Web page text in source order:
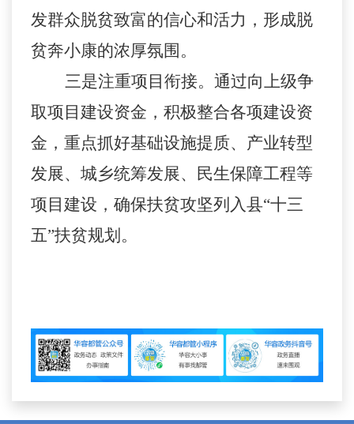
发群众脱贫致富的信心和活力，形成脱
贫奔小康的浓厚氛围。
三是注重项目衔接。通过向上级争
取项目建设资金，积极整合各项建设资
金，重点抓好基础设施提质、产业转型
发展、城乡统筹发展、民生保障工程等
项目建设，确保扶贫攻坚列入县“十三
五”扶贫规划。